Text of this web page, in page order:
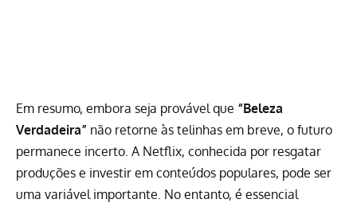
Em resumo, embora seja provável que “Beleza
Verdadeira” não retorne às telinhas em breve, o futuro
permanece incerto. A Netflix, conhecida por resgatar
produções e investir em conteúdos populares, pode ser
uma variável importante. No entanto, é essencial